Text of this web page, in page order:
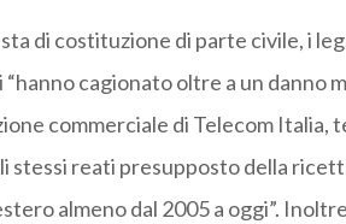
di costituzione di parte civile, i
cagionato oltre a un danno
commerciale di Telecom Italia,
stessi reati presupposto della
almeno dal 2005 a oggi”.